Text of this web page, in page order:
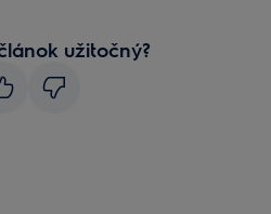
užitočný?